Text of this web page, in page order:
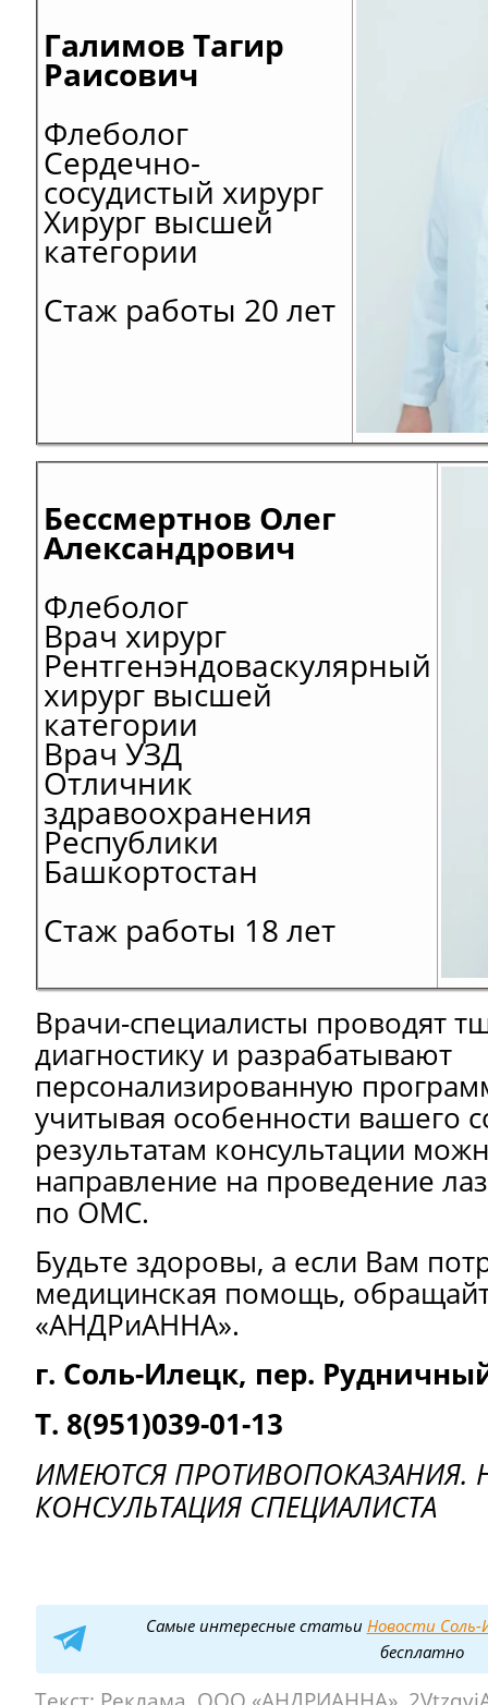
Галимов Тагир
Раисович
Флеболог
Сердечно-
сосудистый хирург
Хирург высшей
категории
Стаж работы 20 лет
Бессмертнов Олег
Александрович
Флеболог
Врач хирург
Рентгенэндоваскулярный
хирург высшей
категории
Врач УЗД
Отличник
здравоохранения
Республики
Башкортостан
Стаж работы 18 лет
Врачи-специалисты проводят
диагностику и разрабатывают
персонализированную
учитывая особенности вашего
результатам консультации
направление на проведение
по ОМС.
Будьте здоровы, а если Вам
медицинская помощь,
«АНДРиАННА».
г. Соль-Илецк, пер.
Т. 8(951)039-01-13
ИМЕЮТСЯ ПРОТИВОПОКАЗАНИЯ.
КОНСУЛЬТАЦИЯ СПЕЦИАЛИСТА
Самые интересные статьи Новости Соль-
бесплатно